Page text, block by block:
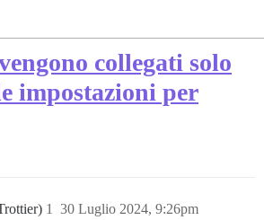
collegati solo
impostazioni per
30 Luglio 2024, 9:26pm
1